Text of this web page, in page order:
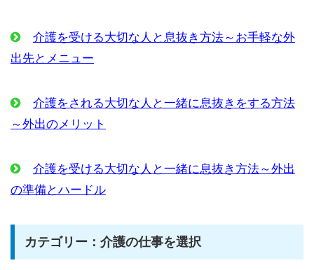
介護を受ける大切な人と息抜き方法～お手軽な外
出先とメニュー
介護をされる大切な人と一緒に息抜きをする方法
～外出のメリット
介護を受ける大切な人と一緒に息抜き方法～外出
の準備とハードル
カテゴリー：介護の仕事を選択